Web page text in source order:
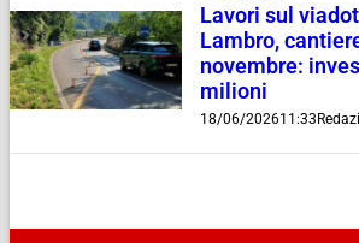
Lavori sul
Lambro,
novembre:
milioni
18/06/202611:33